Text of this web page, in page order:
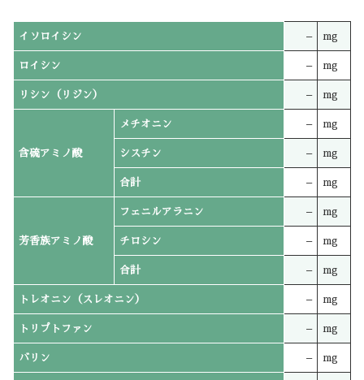
イソロイシン – mg
ロイシン – mg
リシン（リジン） – mg
含硫アミノ酸
メチオニン – mg
シスチン – mg
合計 – mg
芳香族アミノ酸
フェニルアラニン – mg
チロシン – mg
合計 – mg
トレオニン（スレオニン） – mg
トリプトファン – mg
バリン – mg